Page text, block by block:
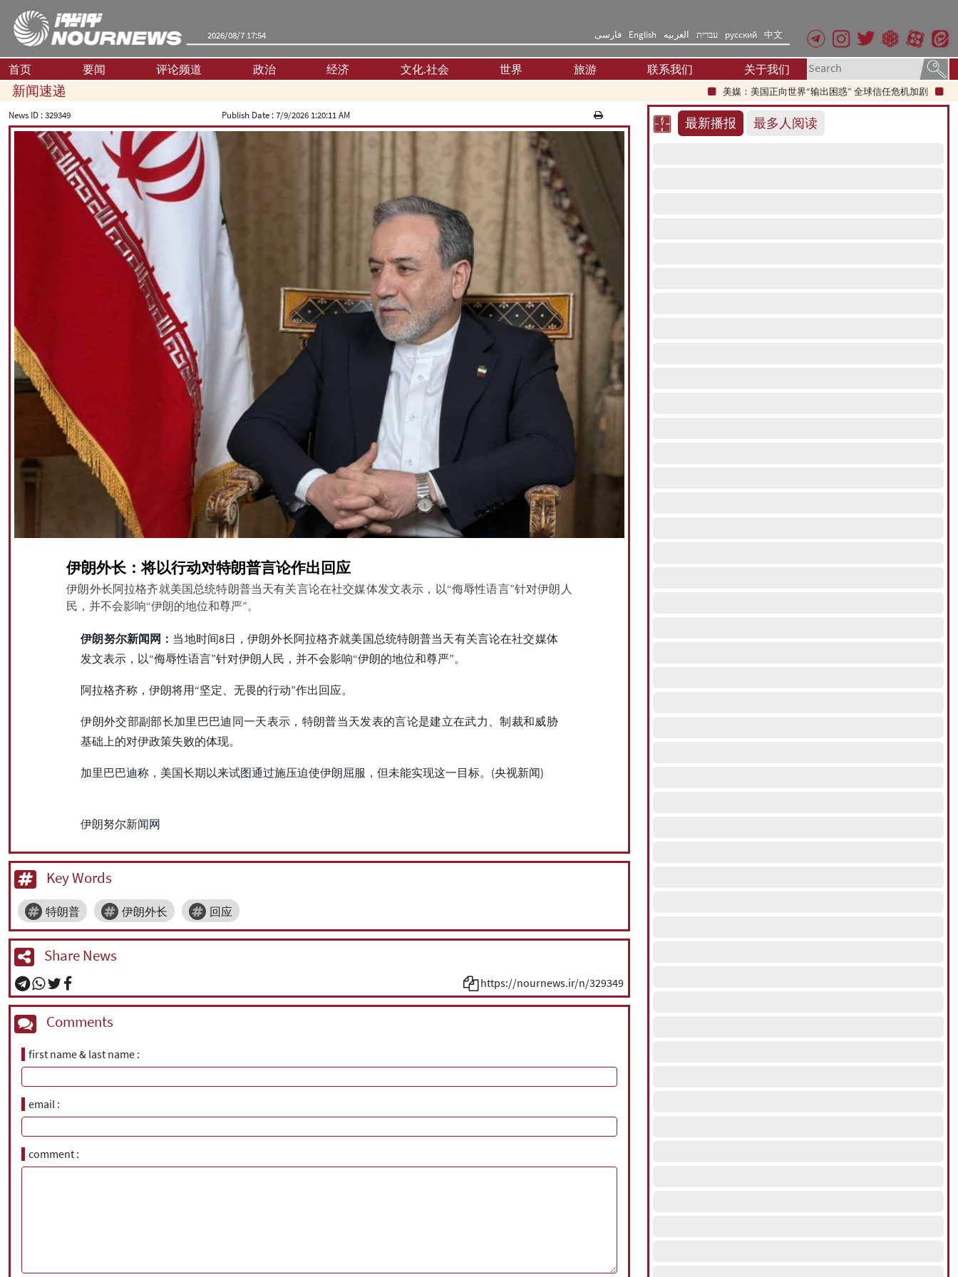
2026/08/7 17:54 فارسی English العربیه עברית русский 中文
首页 要闻 评论频道 政治 经济 文化.社会 世界 旅游 联系我们 关于我们
新闻速递 美媒：美国正向世界“输出困惑” 全球信任危机加剧
伊朗教
News ID :329349 Publish Date :7/9/2026 1:20:11 AM
伊朗外长：将以行动对特朗普言论作出回应
伊朗外长阿拉格齐就美国总统特朗普当天有关言论在社交媒体发文表示，以“侮辱性语言”针对伊朗人
民，并不会影响“伊朗的地位和尊严”。
伊朗努尔新闻网： 当地时间8日，伊朗外长阿拉格齐就美国总统特朗普当天有关言论在社交媒体
发文表示，以“侮辱性语言”针对伊朗人民，并不会影响“伊朗的地位和尊严”。
阿拉格齐称，伊朗将用“坚定、无畏的行动”作出回应。
伊朗外交部副部长加里巴巴迪同一天表示，特朗普当天发表的言论是建立在武力、制裁和威胁
基础上的对伊政策失败的体现。
加里巴巴迪称，美国长期以来试图通过施压迫使伊朗屈服，但未能实现这一目标。(央视新闻)
伊朗努尔新闻网
Key Words
特朗普 伊朗外长 回应
Share News
https://nournews.ir/n/329349
Comments
first name & last name
email
comment
最新播报 最多人阅读